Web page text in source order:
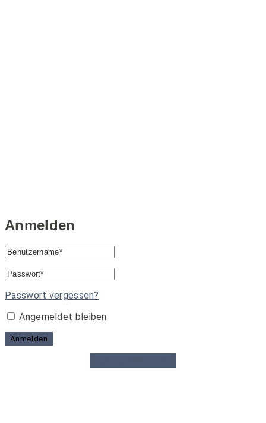
Anmelden
Passwort vergessen?
Angemeldet bleiben
Anmelden